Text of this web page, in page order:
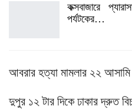
কক্সবাজারে
পর্যটকের…
আবরার হত্যা মামলার ২২
দুপুর ১২ টার দিকে ঢাকার দ্রুত